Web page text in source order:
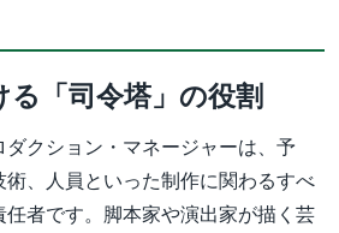
「司令塔」の役割
クション・マネージャーは、予
、人員といった制作に関わるすべ
者です。脚本家や演出家が描く芸